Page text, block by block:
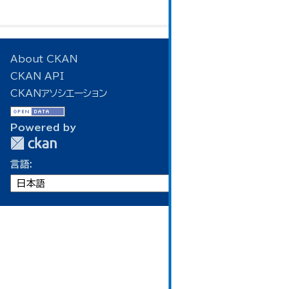
About CKAN
CKAN API
CKANアソシエーション
Powered by
言語